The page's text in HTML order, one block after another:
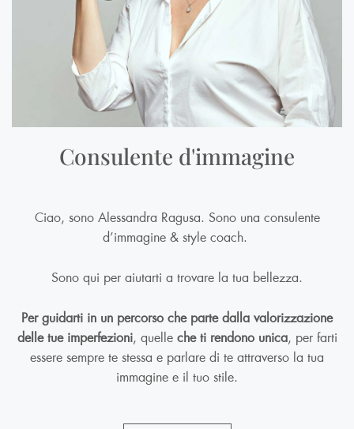
Consulente d'immagine
Ciao, sono Alessandra Ragusa. Sono una consulente
d’immagine & style coach.
Sono qui per aiutarti a trovare la tua bellezza.
Per guidarti in un percorso che parte dalla valorizzazione
delle tue imperfezioni, quelle che ti rendono unica, per farti
essere sempre te stessa e parlare di te attraverso la tua
immagine e il tuo stile.